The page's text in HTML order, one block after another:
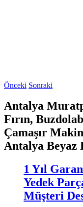
Önceki Sonraki
Antalya
Fırın,
Çamaşır
Antalya Beyaz
1 Yıl
Yedek
Müşteri